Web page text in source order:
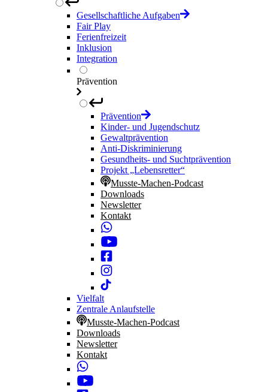
Gesellschaftliche Aufgaben
Fair Play
Ferienfreizeit
Inklusion
Integration
Prävention
Prävention
Kinder- und Jugendschutz
Gewaltprävention
Anti-Diskriminierung
Gesundheits- und Suchtprävention
Projekt „Lebensretter“
Musste-Machen-Podcast
Downloads
Newsletter
Kontakt
Vielfalt
Zentrale Anlaufstelle
Musste-Machen-Podcast
Downloads
Newsletter
Kontakt